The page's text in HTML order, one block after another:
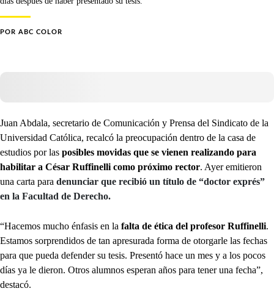
POR ABC COLOR
Juan Abdala, secretario de Comunicación y Prensa del Sindicato de la
Universidad Católica, recalcó la preocupación dentro de la casa de
estudios por las posibles movidas que se vienen realizando para
habilitar a César Ruffinelli como próximo rector. Ayer emitieron
una carta para denunciar que recibió un título de “doctor exprés”
en la Facultad de Derecho.
“Hacemos mucho énfasis en la falta de ética del profesor Ruffinelli.
Estamos sorprendidos de tan apresurada forma de otorgarle las fechas
para que pueda defender su tesis. Presentó hace un mes y a los pocos
días ya le dieron. Otros alumnos esperan años para tener una fecha”,
destacó.